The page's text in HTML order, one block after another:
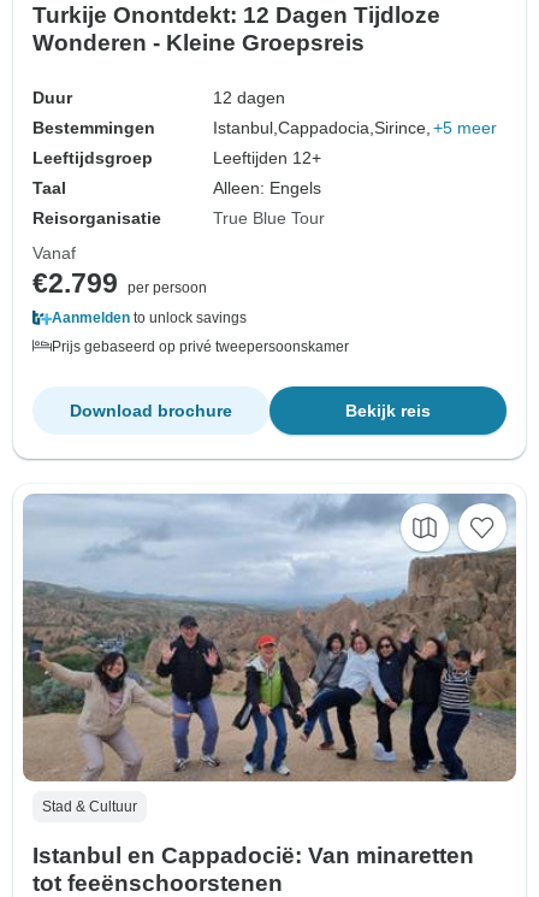
Turkije Onontdekt: 12 Dagen Tijdloze
Wonderen - Kleine Groepsreis
Duur
12 dagen
Bestemmingen
Istanbul,Cappadocia,Sirince, +5 meer
Leeftijdsgroep
Leeftijden 12+
Taal
Alleen: Engels
Reisorganisatie
True Blue Tour
Vanaf
€2.799
per persoon
Aanmelden to unlock savings
Prijs gebaseerd op privé tweepersoonskamer
Bekijk reis
Download brochure
Stad & Cultuur
Istanbul en Cappadocië: Van minaretten
tot feeënschoorstenen